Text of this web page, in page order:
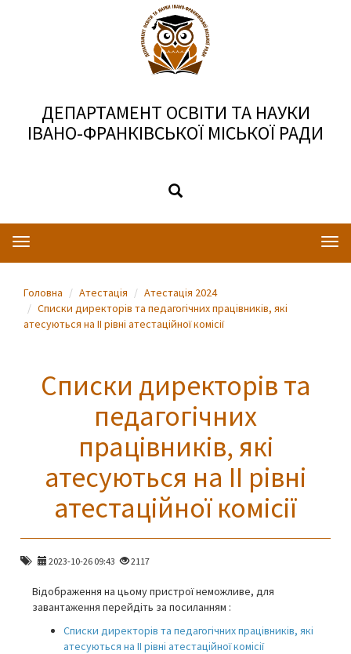
ДЕПАРТАМЕНТ ОСВІТИ ТА НАУКИ
ІВАНО-ФРАНКІВСЬКОЇ МІСЬКОЇ РАДИ
Toggle
Головна Атестація
Атестація 2024
Списки директорів та педагогічних працівників, які
атесуються на ІІ рівні атестаційної комісії
Списки директорів та
педагогічних
працівників, які
атесуються на ІІ рівні
атестаційної комісії
2023-10-26 09:43 2117
Відображення на цьому пристрої неможливе, для
завантаження перейдіть за посиланням :
Списки директорів та педагогічних працівників, які
атесуються на ІІ рівні атестаційної комісії